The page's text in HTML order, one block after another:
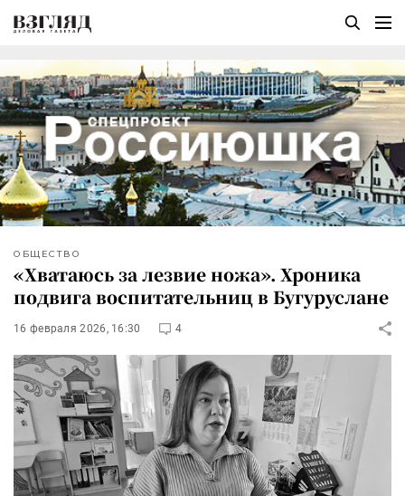
ОБЩЕСТВО
«Хватаюсь за лезвие ножа». Хроника
подвига воспитательниц в Бугуруслане
16 февраля 2026, 16:30 4